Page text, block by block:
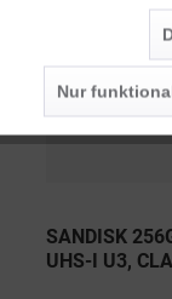
SANDISK
UHS-I U3,
Nur